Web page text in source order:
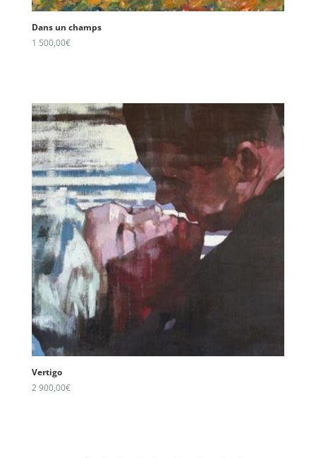
Dans un champs
1 500,00€
Vertigo
2 900,00€